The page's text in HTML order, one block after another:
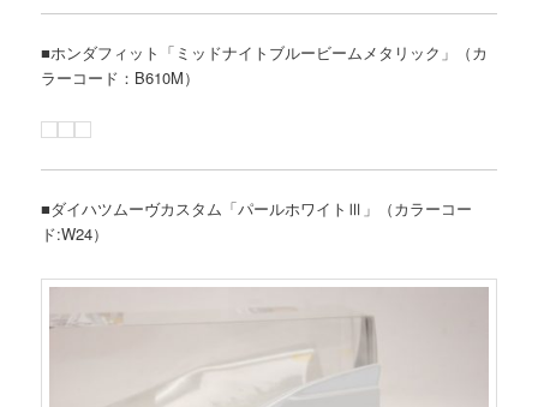
■ホンダフィット「ミッドナイトブルービームメタリック」（カ
ラーコード：B610M）
■ダイハツムーヴカスタム「パールホワイトⅢ」（カラーコー
ド:W24）